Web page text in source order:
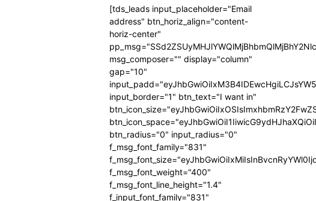
[tds_leads input_placeholder="Email
address" btn_horiz_align="content-
horiz-center"
msg_composer="" display="column"
gap="10"
input_border="1" btn_text="I want in"
btn_radius="0" input_radius="0"
f_msg_font_family="831"
f_msg_font_weight="400"
f_msg_font_line_height="1.4"
f_input_font_family="831"